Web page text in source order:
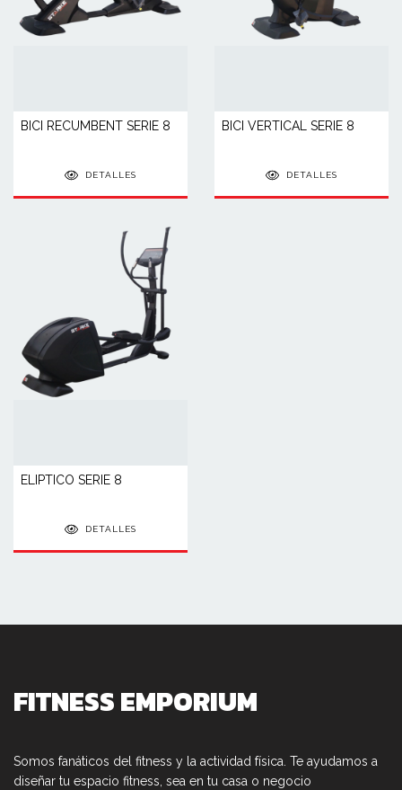
BICI RECUMBENT SERIE 8
DETALLES
BICI VERTICAL SERIE 8
DETALLES
ELIPTICO SERIE 8
DETALLES
FITNESS EMPORIUM
Somos fanáticos del fitness y la actividad física. Te ayudamos a
diseñar tu espacio fitness, sea en tu casa o negocio